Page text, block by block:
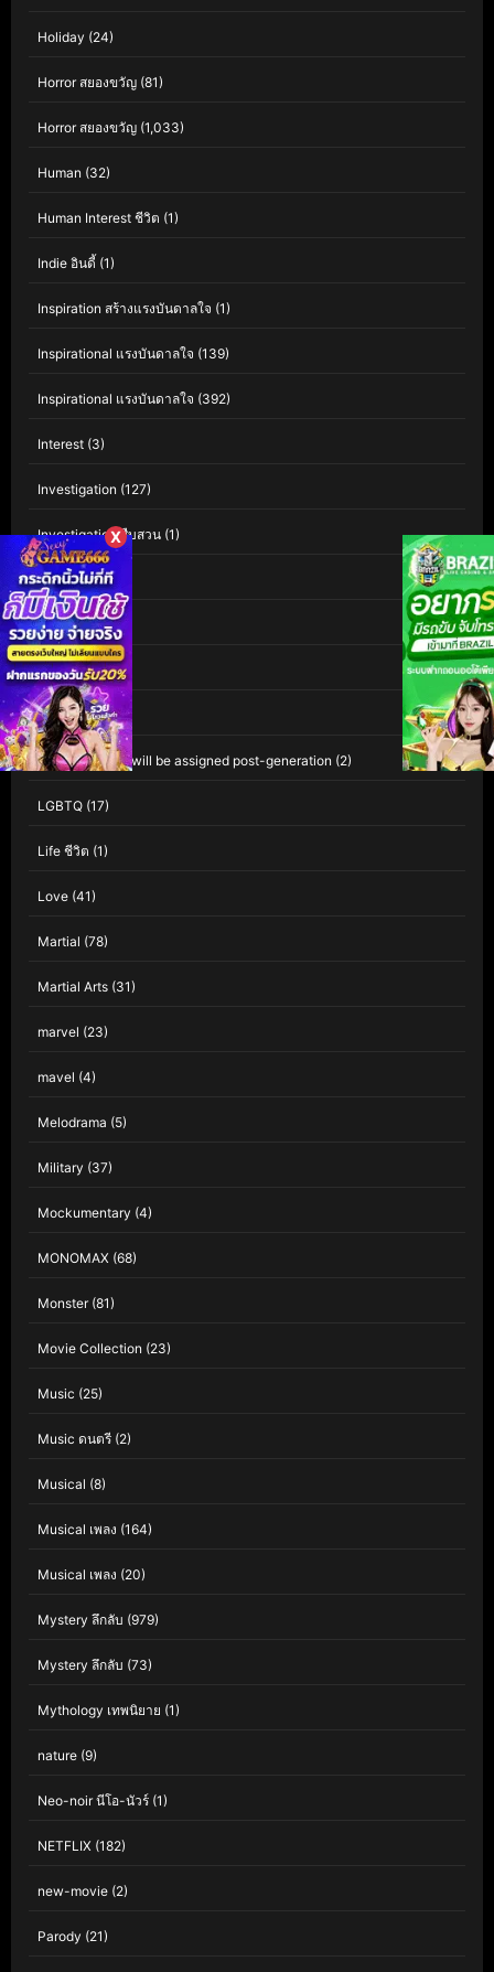
Holiday (24)
Horror สยองขวัญ (81)
Horror สยองขวัญ (1,033)
Human (32)
Human Interest ชีวิต (1)
Indie อินดี้ (1)
Inspiration สร้างแรงบันดาลใจ (1)
Inspirational แรงบันดาลใจ (139)
Inspirational แรงบันดาลใจ (392)
Interest (3)
Investigation (127)
Investigation สืบสวน (1)
iQIYI(60)
Isekai(1)
Kaiju(1)
Kids(81)
Leave empty – will be assigned post-generation (2)
LGBTQ (17)
Life ชีวิต (1)
Love (41)
Martial (78)
Martial Arts (31)
marvel (23)
mavel (4)
Melodrama (5)
Military (37)
Mockumentary (4)
MONOMAX (68)
Monster(81)
Movie Collection (23)
Music (25)
Music ดนตรี (2)
Musical (8)
Musical เพลง (164)
Musical เพลง (20)
Mystery ลึกลับ (979)
Mystery ลึกลับ (73)
Mythology เทพนิยาย (1)
nature (9)
Neo-noir นีโอ-นัวร์ (1)
NETFLIX (182)
new-movie (2)
Parody (21)
X